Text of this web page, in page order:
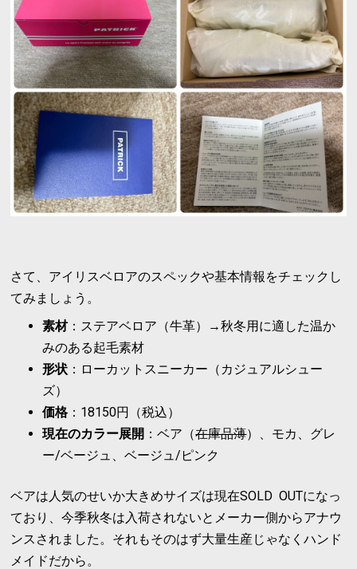
さて、アイリスベロアのスペックや基本情報をチェックし
てみましょう。
素材：ステアベロア（牛革）→秋冬用に適した温か
みのある起毛素材
形状 ：ローカットスニーカー（カジュアルシュー
ズ）
価格：18150円（税込）
現在のカラー展開 ：ベア（在庫品薄）、モカ、グレ
ー/ベージュ、ベージュ/ピンク
ベアは人気のせいか大きめサイズは現在SOLD OUTになっ
ており、今季秋冬は入荷されないとメーカー側からアナウ
ンスされました。それもそのはず大量生産じゃなくハンド
メイドだから。